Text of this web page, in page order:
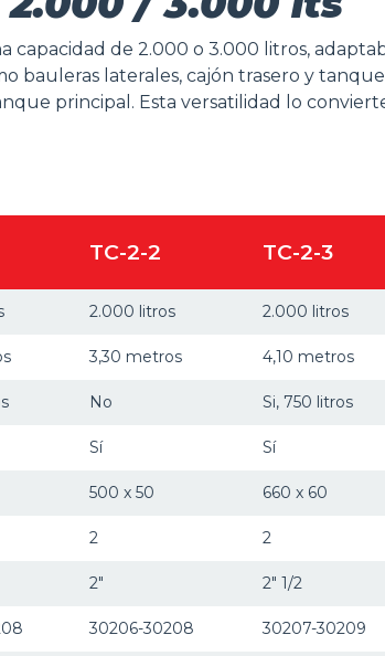
de 2.000 o 3.000 litros,
bauleras laterales, cajón trasero y
principal. Esta versatilidad lo
TC-2-2 TC-2-3
2.000 litros 2.000 litros
3,30 metros 4,10 metros
No Si, 750 litros
Sí Sí
500 x 50 660 x 60
2 2
2" 2" 1/2
30206-30208 30207-30209